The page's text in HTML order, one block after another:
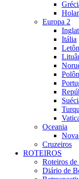
Europa 2
Itália
Oceania
Cruzeiros
ROTEIROS
Roteiros de
Diário de